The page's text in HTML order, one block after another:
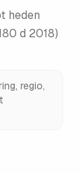
heden
d 2018)
regio,